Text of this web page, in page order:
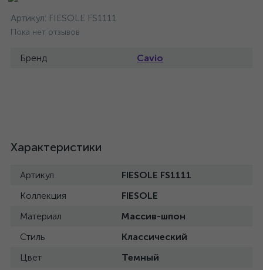
Артикул: FIESOLE FS1111
Пока нет отзывов
Бренд Cavio
Характеристики
Артикул
FIESOLE FS1111
Коллекция
FIESOLE
Материал
Массив-шпон
Стиль
Классический
Цвет
Темный